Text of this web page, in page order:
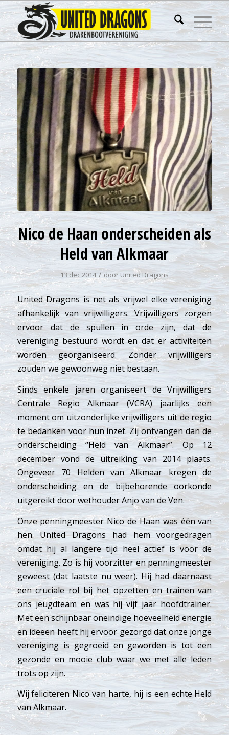
Nico de Haan onderscheiden als
Held van Alkmaar
13 dec 2014 / door United Dragons
United Dragons is net als vrijwel elke vereniging
afhankelijk van vrijwilligers. Vrijwilligers zorgen
ervoor dat de spullen in orde zijn, dat de
vereniging bestuurd wordt en dat er activiteiten
worden georganiseerd. Zonder vrijwilligers
zouden we gewoonweg niet bestaan.
Sinds enkele jaren organiseert de Vrijwilligers
Centrale Regio Alkmaar (VCRA) jaarlijks een
moment om uitzonderlijke vrijwilligers uit de regio
te bedanken voor hun inzet. Zij ontvangen dan de
onderscheiding “Held van Alkmaar”. Op 12
december vond de uitreiking van 2014 plaats.
Ongeveer 70 Helden van Alkmaar kregen de
onderscheiding en de bijbehorende oorkonde
uitgereikt door wethouder Anjo van de Ven.
Onze penningmeester Nico de Haan was één van
hen. United Dragons had hem voorgedragen
omdat hij al langere tijd heel actief is voor de
vereniging. Zo is hij voorzitter en penningmeester
geweest (dat laatste nu weer). Hij had daarnaast
een cruciale rol bij het opzetten en trainen van
ons jeugdteam en was hij vijf jaar hoofdtrainer.
Met een schijnbaar oneindige hoeveelheid energie
en ideeën heeft hij ervoor gezorgd dat onze jonge
vereniging is gegroeid en geworden is tot een
gezonde en mooie club waar we met alle leden
trots op zijn.
Wij feliciteren Nico van harte, hij is een echte Held
van Alkmaar.